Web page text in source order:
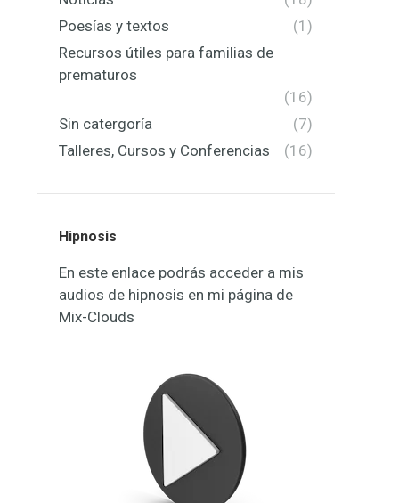
Poesías y textos
(1)
Recursos útiles para familias de
prematuros
(16)
Sin catergoría
(7)
Talleres, Cursos y Conferencias
(16)
Hipnosis
En este enlace podrás acceder a mis
audios de hipnosis en mi página de
Mix-Clouds